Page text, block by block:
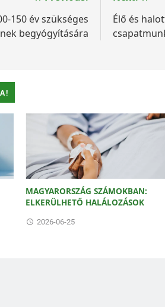
150 év szükséges
begyógyítására
Élő és
MAGYARORSZÁG SZÁMOKBAN:
ELKERÜLHETŐ HALÁLOZÁSOK
2026-06-25